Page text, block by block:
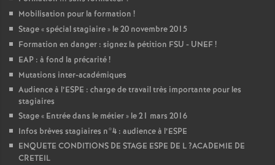
Mobilisation pour la formation !
Stage «spécial stagiaire» le 20 novembre 2015
Formation en danger : signez la pétition FSU - UNEF!
EAP : à fond la précarité!
Mutations inter-académiques
Audience à l’ESPE : charge de travail très importante pour les
stagiaires
Stage « Entrée dans le métier» le 21 mars 2016
Infos brèves stagiaires n°4 : audience à l’ESPE
ENQUETE CONDITIONS DE STAGE ESPE DE L?ACADEMIE DE
CRETEIL